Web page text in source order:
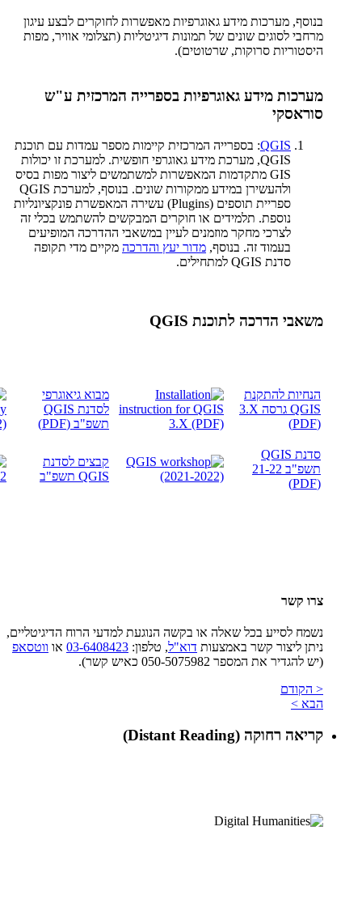
בנוסף, מערכות מידע גאוגרפיות מאפשרות לחוקרים לבצע עיגון
מרחבי לסוגים שונים של תמונות דיגיטליות (תצלומי אוויר, מפות
היסטוריות סרוקות, שרטוטים).
מערכות מידע גאוגרפיות בספרייה המרכזית ע"ש
סוראסקי
QGIS: בספרייה המרכזית קיימות מספר עמדות עם תוכנת
QGIS, מערכת מידע גאוגרפי חופשית. למערכת זו יכולות
GIS מתקדמות המאפשרות למשתמשים ליצור מפות בסיס
ולהעשירן במידע ממקורות שונים. בנוסף, למערכת QGIS
ספריית תוספים (Plugins) עשירה המאפשרת פונקציונליות
נוספת. תלמידים או חוקרים המבקשים להשתמש בכלי זה
לצרכי מחקר מוזמנים לעיין במשאבי ההדרכה המופיעים
בעמוד זה. בנוסף, מדור יעץ והדרכה מקיים מדי תקופה
סדנת QGIS למתחילים.
משאבי הדרכה לתוכנת QGIS
הנחיות להתקנת
QGIS גרסה
3.X
(PDF)
מבוא גיאוגרפי
לסדנת QGIS
תשפ"ב (PDF)
סדנת QGIS
תשפ"ב 21-22
(PDF)
קבצים לסדנת
QGIS תשפ"ב
צרו קשר
נשמח לסייע בכל שאלה או בקשה הנוגעת למדעי הרוח הדיגיטליים,
ניתן ליצור קשר באמצעות דוא"ל, טלפון: 03-6408423 או ווטסאפ
(יש להגדיר את המספר 050-5075982 כאיש קשר).
< הקודם
הבא >
קריאה רחוקה (Distant Reading)